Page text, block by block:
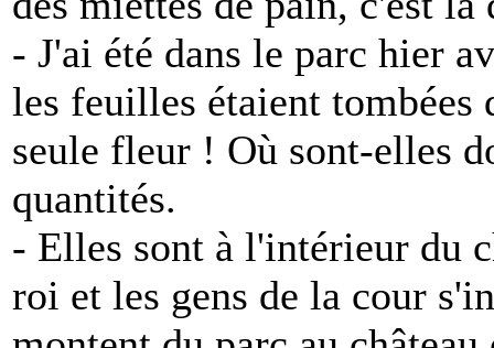
- J'ai été dans le parc hier
les feuilles étaient tombées
seule fleur ! Où sont-elles
quantités.
- Elles sont à l'intérieur du
roi et les gens de la cour